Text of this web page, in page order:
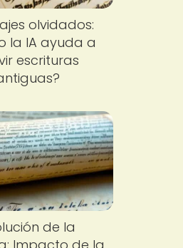
olvidados:
la IA ayuda a
escrituras
de la